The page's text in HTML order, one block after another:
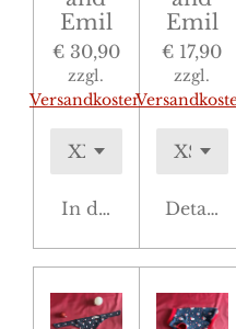
Emil
€ 30,90
zzgl.
Versandkosten
In den Warenkorb
Emil
€ 17,90
zzgl.
Details